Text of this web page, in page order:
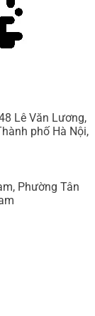
Lê Văn Lương,
phố Hà Nội,
Phường Tân